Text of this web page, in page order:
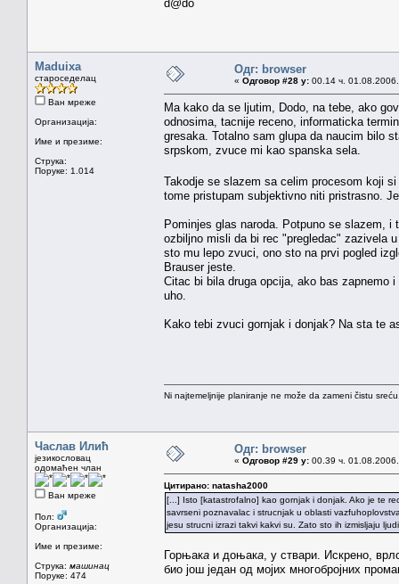
d@do
Maduixa
староседелац
Ван мреже
Организација:
Име и презиме:
Струка:
Поруке: 1.014
Одг: browser
« Одговор #28 у: 00.14 ч.
Ma kako da se ljutim, Dodo, na tebe, ako
odnosima, tacnije receno, informaticka
gresaka. Totalno sam glupa da naucim bilo
srpskom, zvuce mi kao spanska sela.
Takodje se slazem sa celim procesom koji
tome pristupam subjektivno niti pristrasno.
Pominjes glas naroda. Potpuno se slazem,
ozbiljno misli da bi rec "pregledac" zazivela
sto mu lepo zvuci, ono sto na prvi pogled
Brauser jeste.
Citac bi bila druga opcija, ako bas zapnemo
uho.
Kako tebi zvuci gornjak i donjak? Na sta te
Ni najtemeljnije planiranje ne može da zameni čistu
Часлав Илић
језикословац
одомаћен члан
Ван мреже
Пол:
Организација:
Име и презиме:
Струка: машинац
Поруке: 474
Одг: browser
« Одговор #29 у: 00.39 ч.
Цитирано: natasha2000
[...] Isto [katastrofalno] kao gornjak i donjak. Ako je te
savrseni poznavalac i strucnjak u oblasti
jesu strucni izrazi takvi kakvi su. Zato sto ih izmisljaju
Горњака и доњака , у ствари. Искрено,
био још један од мојих многобројних